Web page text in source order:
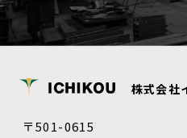
株式会社
〒501-0615